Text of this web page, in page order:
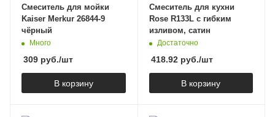
Смеситель для мойки
Kaiser Merkur 26844-9
чёрный
Много
309 руб./шт
В корзину
Смеситель для кухни
Rose R133L с гибким
изливом, сатин
Достаточно
418.92руб./шт
В корзину